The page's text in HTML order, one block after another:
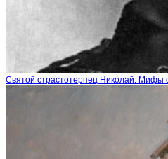
Святой страстотерпец Николай: Мифы